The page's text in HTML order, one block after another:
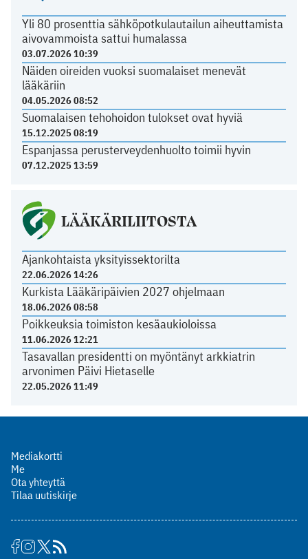
Yli 80 prosenttia sähköpotkulautailun aiheuttamista
aivovammoista sattui humalassa
03.07.2026 10:39
Näiden oireiden vuoksi suomalaiset menevät
lääkäriin
04.05.2026 08:52
Suomalaisen tehohoidon tulokset ovat hyviä
15.12.2025 08:19
Espanjassa perusterveydenhuolto toimii hyvin
07.12.2025 13:59
LÄÄKÄRILIITOSTA
Ajankohtaista yksityissektorilta
22.06.2026 14:26
Kurkista Lääkäripäivien 2027 ohjelmaan
18.06.2026 08:58
Poikkeuksia toimiston kesäaukioloissa
11.06.2026 12:21
Tasavallan presidentti on myöntänyt arkkiatrin
arvonimen Päivi Hietaselle
22.05.2026 11:49
Mediakortti
Me
Ota yhteyttä
Tilaa uutiskirje